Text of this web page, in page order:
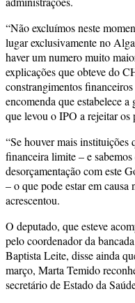
“Não excluímos neste
lugar exclusivamente no
haver um numero muito
explicações que obteve do
constrangimentos
encomenda que estabelece
que levou o IPO a rejeitar os
“Se houver mais instituições
financeira limite – e sabemos
desorçamentação com este
– o que pode estar em
acrescentou.
O deputado, que esteve
pelo coordenador da
Baptista Leite, disse ainda
março, Marta Temido
secretário de Estado da